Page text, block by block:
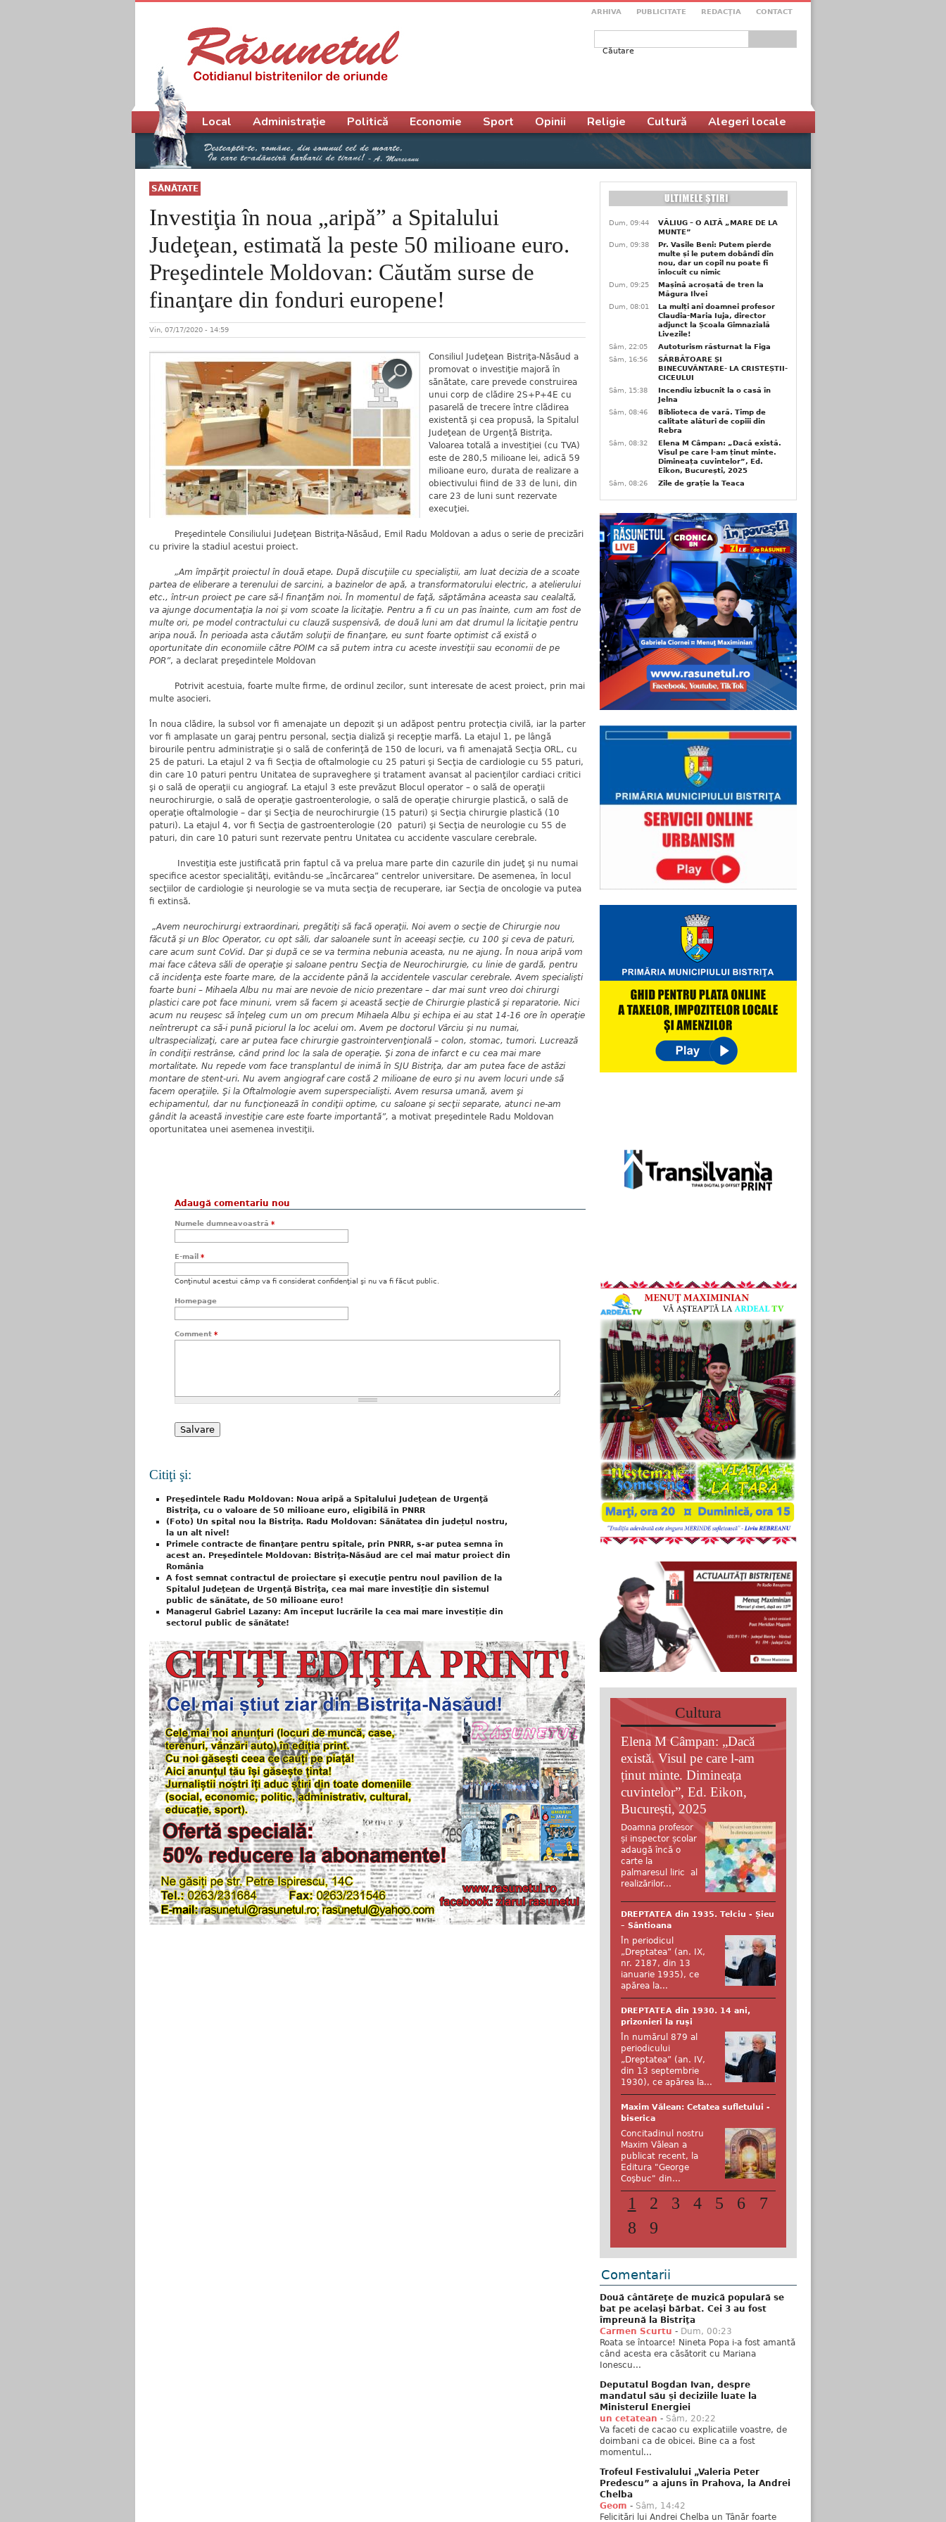
ARHIVA PUBLICITATE REDACŢIA CONTACT
Formular de căutare
SĂNĂTATE
Investiţia în noua „aripă” a Spitalului
Judeţean, estimată la peste 50 milioane euro.
Preşedintele Moldovan: Căutăm surse de
finanţare din fonduri europene!
Vin, 07/17/2020 - 14:59
Consiliul Judeţean Bistriţa-Năsăud a
promovat o investiţie majoră în
sănătate, care prevede construirea
unui corp de clădire 2S+P+4E cu
pasarelă de trecere între clădirea
existentă şi cea propusă, la Spitalul
Judeţean de Urgenţă Bistriţa.
Valoarea totală a investiţiei (cu TVA)
este de 280,5 milioane lei, adică 59
milioane euro, durata de realizare a
obiectivului fiind de 33 de luni, din
care 23 de luni sunt rezervate
execuţiei.
Preşedintele Consiliului Judeţean Bistriţa-Năsăud, Emil Radu Moldovan a adus o serie de precizări
cu privire la stadiul acestui proiect.
„Am împărţit proiectul în două etape. După discuţiile cu specialiştii, am luat decizia de a scoate
partea de eliberare a terenului de sarcini, a bazinelor de apă, a transformatorului electric, a atelierului
etc., într-un proiect pe care să-l finanţăm noi. În momentul de faţă, săptămâna aceasta sau cealaltă,
va ajunge documentaţia la noi şi vom scoate la licitaţie. Pentru a fi cu un pas înainte, cum am fost de
multe ori, pe model contractului cu clauză suspensivă, de două luni am dat drumul la licitaţie pentru
aripa nouă. În perioada asta căutăm soluţii de finanţare, eu sunt foarte optimist că există o
oportunitate din economiile către POIM ca să putem intra cu aceste investiţii sau economii de pe
POR”, a declarat preşedintele Moldovan
Potrivit acestuia, foarte multe firme, de ordinul zecilor, sunt interesate de acest proiect, prin mai
multe asocieri.
În noua clădire, la subsol vor fi amenajate un depozit şi un adăpost pentru protecţia civilă, iar la parter
vor fi amplasate un garaj pentru personal, secţia dializă şi recepţie marfă. La etajul 1, pe lângă
birourile pentru administraţie şi o sală de conferinţă de 150 de locuri, va fi amenajată Secţia ORL, cu
25 de paturi. La etajul 2 va fi Secţia de oftalmologie cu 25 paturi şi Secţia de cardiologie cu 55 paturi,
din care 10 paturi pentru Unitatea de supraveghere şi tratament avansat al pacienţilor cardiaci critici
şi o sală de operaţii cu angiograf. La etajul 3 este prevăzut Blocul operator – o sală de operaţii
neurochirurgie, o sală de operaţie gastroenterologie, o sală de operaţie chirurgie plastică, o sală de
operaţie oftalmologie – dar şi Secţia de neurochirurgie (15 paturi) şi Secţia chirurgie plastică (10
paturi). La etajul 4, vor fi Secţia de gastroenterologie (20 paturi) şi Secţia de neurologie cu 55 de
paturi, din care 10 paturi sunt rezervate pentru Unitatea cu accidente vasculare cerebrale.
Investiţia este justificată prin faptul că va prelua mare parte din cazurile din judeţ şi nu numai
specifice acestor specialităţi, evitându-se „încărcarea” centrelor universitare. De asemenea, în locul
secţiilor de cardiologie şi neurologie se va muta secţia de recuperare, iar Secţia de oncologie va putea
fi extinsă.
„Avem neurochirurgi extraordinari, pregătiţi să facă operaţii. Noi avem o secţie de Chirurgie nou
făcută şi un Bloc Operator, cu opt săli, dar saloanele sunt în aceeaşi secţie, cu 100 şi ceva de paturi,
care acum sunt CoVid. Dar şi după ce se va termina nebunia aceasta, nu ne ajung. În noua aripă vom
mai face câteva săli de operaţie şi saloane pentru Secţia de Neurochirurgie, cu linie de gardă, pentru
că incidenţa este foarte mare, de la accidente până la accidentele vascular cerebrale. Avem specialişti
foarte buni – Mihaela Albu nu mai are nevoie de nicio prezentare – dar mai sunt vreo doi chirurgi
plastici care pot face minuni, vrem să facem şi această secţie de Chirurgie plastică şi reparatorie. Nici
acum nu reuşesc să înţeleg cum un om precum Mihaela Albu şi echipa ei au stat 14-16 ore în operaţie
neîntrerupt ca să-i pună piciorul la loc acelui om. Avem pe doctorul Vârciu şi nu numai,
ultraspecializaţi, care ar putea face chirurgie gastrointervenţională – colon, stomac, tumori. Lucrează
în condiţii restrânse, când prind loc la sala de operaţie. Şi zona de infarct e cu cea mai mare
mortalitate. Nu repede vom face transplantul de inimă în SJU Bistriţa, dar am putea face de astăzi
montare de stent-uri. Nu avem angiograf care costă 2 milioane de euro şi nu avem locuri unde să
facem operaţiile. Şi la Oftalmologie avem superspecialişti. Avem resursa umană, avem şi
echipamentul, dar nu funcţionează în condiţii optime, cu saloane şi secţii separate, atunci ne-am
gândit la această investiţie care este foarte importantă”, a motivat preşedintele Radu Moldovan
oportunitatea unei asemenea investiţii.
Adaugă comentariu nou
Numele dumneavoastră *
E-mail *
Conţinutul acestui câmp va fi considerat confidenţial şi nu va fi făcut public.
Homepage
Comment *
Citiţi şi:
Preşedintele Radu Moldovan: Noua aripă a Spitalului Judeţean de Urgenţă
Bistriţa, cu o valoare de 50 milioane euro, eligibilă în PNRR
(Foto) Un spital nou la Bistriţa. Radu Moldovan: Sănătatea din județul nostru,
la un alt nivel!
Primele contracte de finanţare pentru spitale, prin PNRR, s-ar putea semna în
acest an. Preşedintele Moldovan: Bistriţa-Năsăud are cel mai matur proiect din
România
A fost semnat contractul de proiectare şi execuţie pentru noul pavilion de la
Spitalul Judeţean de Urgenţă Bistriţa, cea mai mare investiţie din sistemul
public de sănătate, de 50 milioane euro!
Managerul Gabriel Lazany: Am început lucrările la cea mai mare investiție din
sectorul public de sănătate!
Meniu principal
Local Administrație Politică Economie Sport Opinii Religie Cultură Alegeri locale
Dum, 09:44
VĂLIUG – O ALTĂ „MARE DE LA
MUNTE”
Dum, 09:38
Pr. Vasile Beni: Putem pierde
multe și le putem dobândi din
nou, dar un copil nu poate fi
înlocuit cu nimic
Dum, 09:25
Mașină acroșată de tren la
Măgura Ilvei
Dum, 08:01
La mulți ani doamnei profesor
Claudia-Maria Iuja, director
adjunct la Școala Gimnazială
Livezile!
Sâm, 22:05
Autoturism răsturnat la Figa
Sâm, 16:56
SĂRBĂTOARE ȘI
BINECUVÂNTARE- LA CRISTEȘTII-
CICEULUI
Sâm, 15:38
Incendiu izbucnit la o casă în
Jelna
Sâm, 08:46
Biblioteca de vară. Timp de
calitate alături de copiii din
Rebra
Sâm, 08:32
Elena M Câmpan: „Dacă există.
Visul pe care l-am ținut minte.
Dimineața cuvintelor”, Ed.
Eikon, București, 2025
Sâm, 08:26
Zile de grație la Teaca
Cultura
Elena M Câmpan: „Dacă
există. Visul pe care l-am
ținut minte. Dimineața
cuvintelor”, Ed. Eikon,
București, 2025
Doamna profesor
și inspector școlar
adaugă încă o
carte la
palmaresul liric al
realizărilor...
DREPTATEA din 1935. Telciu - Șieu
– Sântioana
În periodicul
„Dreptatea” (an. IX,
nr. 2187, din 13
ianuarie 1935), ce
apărea la...
DREPTATEA din 1930. 14 ani,
prizonieri la ruși
În numărul 879 al
periodicului
„Dreptatea” (an. IV,
din 13 septembrie
1930), ce apărea la...
Maxim Vălean: Cetatea sufletului -
biserica
Concitadinul nostru
Maxim Vălean a
publicat recent, la
Editura "George
Coşbuc" din...
1 2 3 4 5 6
7
8
9
Comentarii
Două cântăreţe de muzică populară se
bat pe acelaşi bărbat. Cei 3 au fost
împreună la Bistriţa
Carmen Scurtu - Dum, 00:23
Roata se întoarce! Nineta Popa i-a fost amantă
când acesta era căsătorit cu Mariana
Ionescu...
Deputatul Bogdan Ivan, despre
mandatul său și deciziile luate la
Ministerul Energiei
un cetatean - Sâm, 20:22
Va faceti de cacao cu explicatiile voastre, de
doimbani ca de obicei. Bine ca a fost
momentul...
Trofeul Festivalului „Valeria Peter
Predescu” a ajuns în Prahova, la Andrei
Chelba
Geom - Sâm, 14:42
Felicitări lui Andrei Chelba un Tânăr foarte